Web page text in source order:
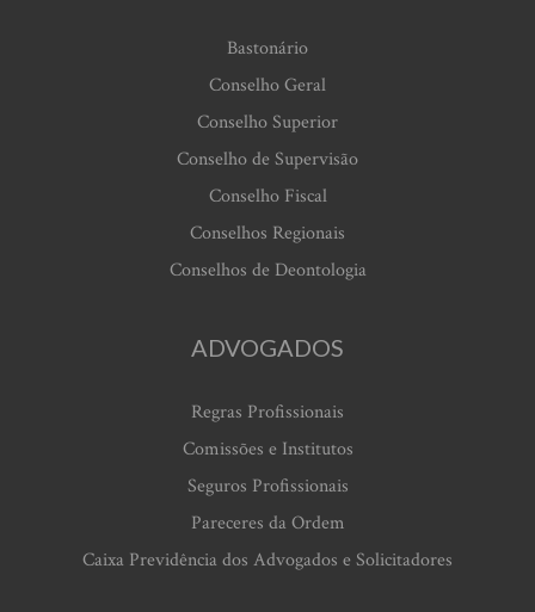
Bastonário
Conselho Geral
Conselho Superior
Conselho de Supervisão
Conselho Fiscal
Conselhos Regionais
Conselhos de Deontologia
ADVOGADOS
Regras Profissionais
Comissões e Institutos
Seguros Profissionais
Pareceres da Ordem
Caixa Previdência dos Advogados e Solicitadores